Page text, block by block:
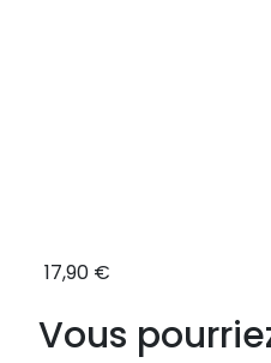
17,90 €
Vous